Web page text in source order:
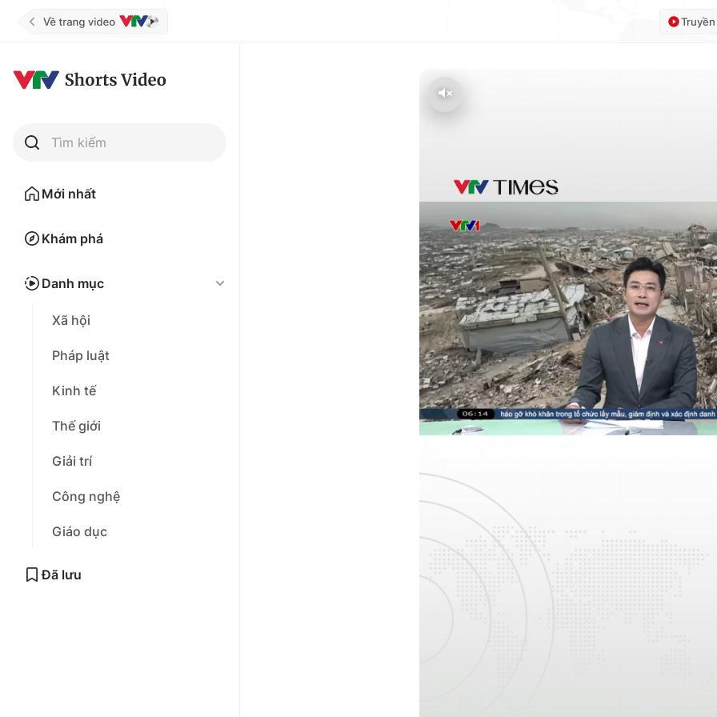
Tìm kiếm
Mới nhất
Khám phá
Danh mục
Xã hội
Pháp luật
Kinh tế
Thế giới
Giải trí
Công nghệ
Giáo dục
Đã lưu